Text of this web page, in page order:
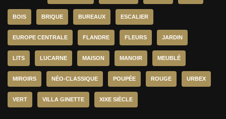
BOIS BRIQUE BUREAUX ESCALIER
EUROPE CENTRALE FLANDRE FLEURS JARDIN
LITS LUCARNE MAISON MANOIR MEUBLÉ
MIROIRS NÉO-CLASSIQUE POUPÉE ROUGE URBEX
VERT VILLA GINETTE XIXE SIÈCLE